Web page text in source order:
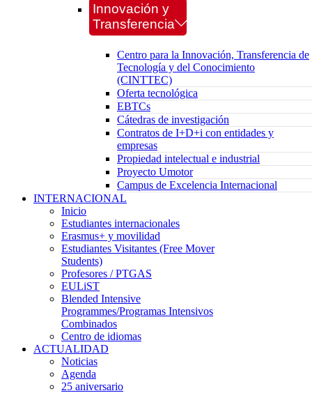
Innovación y
Transferencia
Centro para la Innovación, Transferencia de
Tecnología y del Conocimiento
(CINTTEC)
Oferta tecnológica
EBTCs
Cátedras de investigación
Contratos de I+D+i con entidades y
empresas
Propiedad intelectual e industrial
Proyecto Umotor
Campus de Excelencia Internacional
INTERNACIONAL
Inicio
Estudiantes internacionales
Erasmus+ y movilidad
Estudiantes Visitantes (Free Mover
Students)
Profesores / PTGAS
EULiST
Blended Intensive
Programmes/Programas Intensivos
Combinados
Centro de idiomas
ACTUALIDAD
Noticias
Agenda
25 aniversario